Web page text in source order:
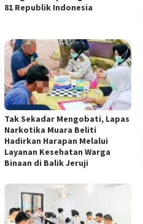
81 Republik Indonesia
Tak Sekadar Mengobati, Lapas
Narkotika Muara Beliti
Hadirkan Harapan Melalui
Layanan Kesehatan Warga
Binaan di Balik Jeruji